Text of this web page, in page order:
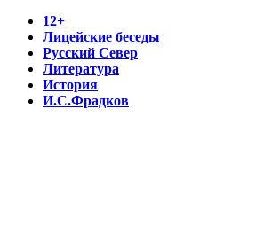
12+
Лицейские беседы
Русский Север
Литература
История
И.С.Фрадков